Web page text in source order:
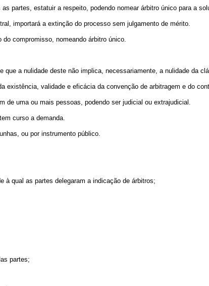
partes, estatuir a respeito, podendo nomear árbitro único para a
importará a extinção do processo sem julgamento de mérito.
compromisso, nomeando árbitro único.
a nulidade deste não implica, necessariamente, a nulidade da
validade e eficácia da convenção de arbitragem e do
uma ou mais pessoas, podendo ser judicial ou extrajudicial.
curso a demanda.
ou por instrumento público.
qual as partes delegaram a indicação de árbitros;
partes;